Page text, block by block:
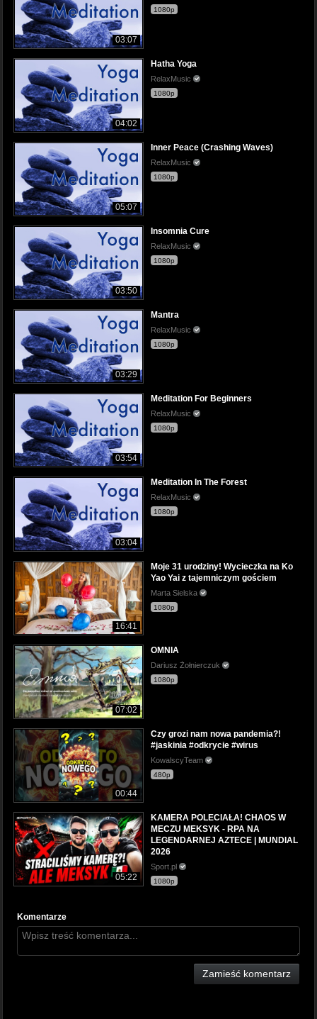
03:07
1080p
04:02
Hatha Yoga
RelaxMusic
1080p
05:07
Inner Peace (Crashing Waves)
RelaxMusic
1080p
03:50
Insomnia Cure
RelaxMusic
1080p
03:29
Mantra
RelaxMusic
1080p
03:54
Meditation For Beginners
RelaxMusic
1080p
03:04
Meditation In The Forest
RelaxMusic
1080p
16:41
Moje 31 urodziny! Wycieczka na Ko
Yao Yai z tajemniczym gościem
Marta Sielska
1080p
07:02
OMNIA
Dariusz Żołnierczuk
1080p
00:44
Czy grozi nam nowa pandemia?!
#jaskinia #odkrycie #wirus
KowalscyTeam
480p
05:22
KAMERA POLECIAŁA! CHAOS W
MECZU MEKSYK - RPA NA
LEGENDARNEJ AZTECE | MUNDIAL
2026
Sport.pl
1080p
Komentarze
Zamieść komentarz